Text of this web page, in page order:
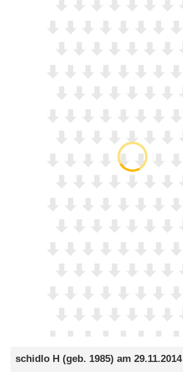
schidlo H (geb. 1985) am29.11.2014